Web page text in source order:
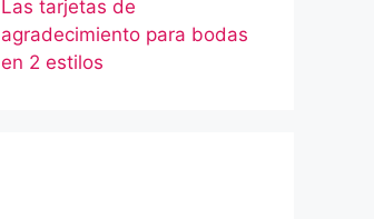
Las tarjetas de
agradecimiento para bodas
en 2 estilos